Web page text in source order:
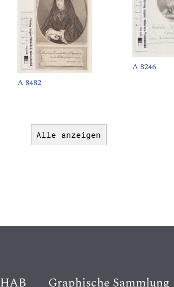
A 8482
A 8246
Alle anzeigen
HAB Graphische Sammlung